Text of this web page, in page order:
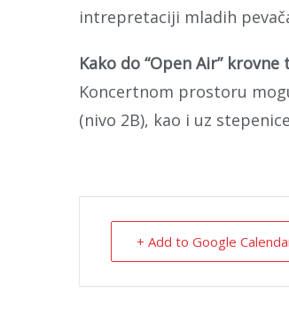
intrepretaciji mladih
Kako do “Open Air”
Koncertnom prostoru
(nivo 2B), kao i uz
+ Add to Google